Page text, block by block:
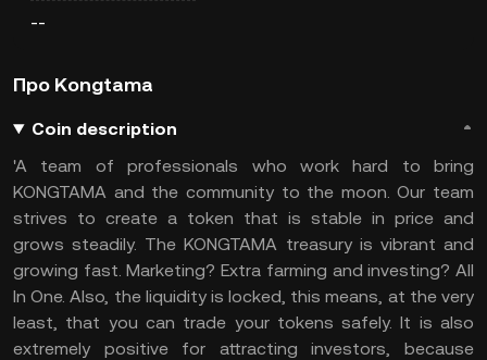
--
Про Kongtama
Coin description
'A team of professionals who work hard to bring
KONGTAMA and the community to the moon. Our team
strives to create a token that is stable in price and
grows steadily. The KONGTAMA treasury is vibrant and
growing fast. Marketing? Extra farming and investing? All
In One. Also, the liquidity is locked, this means, at the very
least, that you can trade your tokens safely. It is also
extremely positive for attracting investors, because